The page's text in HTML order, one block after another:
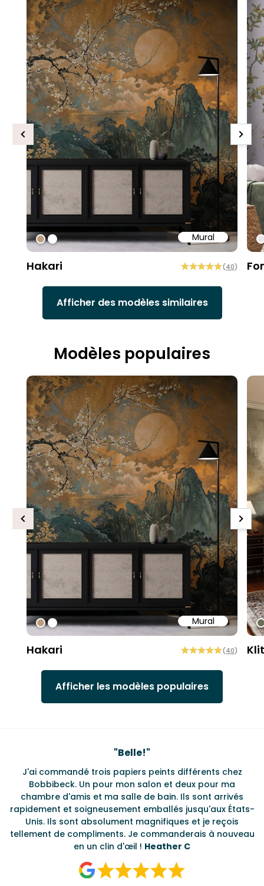
Mural
#bd9e7a
#ffffff
Hakari (40)
Previous Next
Afficher des modèles similaires
Modèles populaires
Mural
#bd9e7a
#ffffff
Hakari (40)
Previous Next
Afficher les modèles populaires
"Belle!"
J'ai commandé trois papiers peints différents chez
Bobbibeck. Un pour mon salon et deux pour ma
chambre d'amis et ma salle de bain. Ils sont arrivés
rapidement et soigneusement emballés jusqu'aux États-
Unis. Ils sont absolument magnifiques et je reçois
tellement de compliments. Je commanderais à nouveau
en un clin d'œil ! Heather C